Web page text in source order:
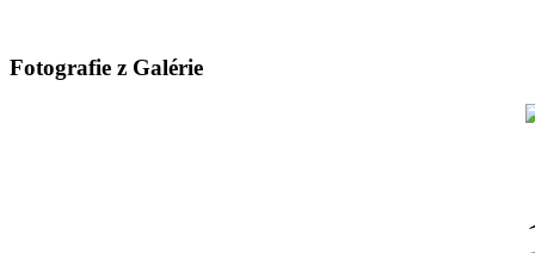
Fotografie z Galérie